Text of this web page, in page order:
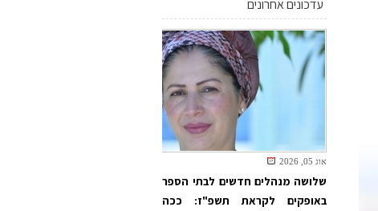
עדכונים אחרונים
אוג 05, 2026
שלושה מנהלים חדשים לבתי הספר
באופקים לקראת תשפ"ז: ככה